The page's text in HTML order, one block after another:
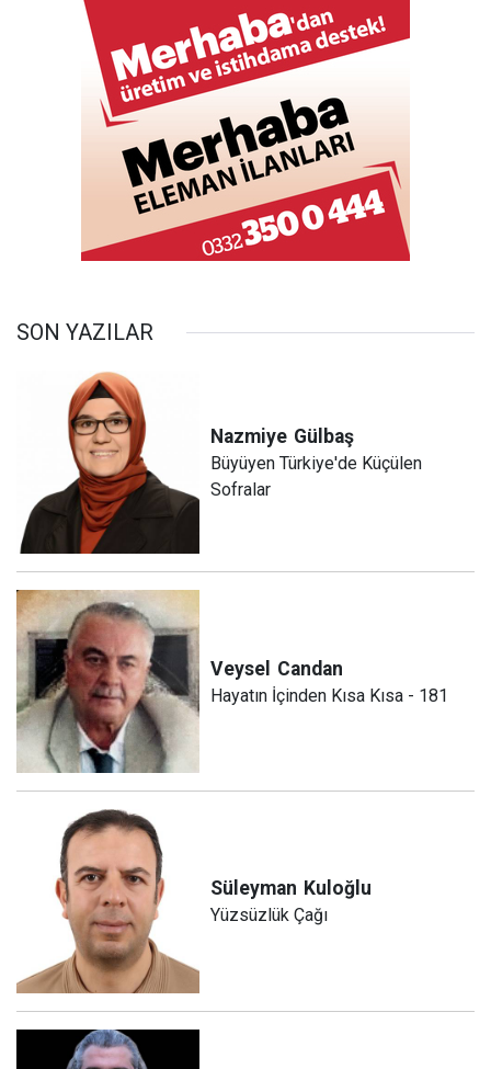
SON YAZILAR
Nazmiye Gülbaş
Büyüyen Türkiye'de Küçülen
Sofralar
Veysel Candan
Hayatın İçinden Kısa Kısa - 181
Süleyman Kuloğlu
Yüzsüzlük Çağı